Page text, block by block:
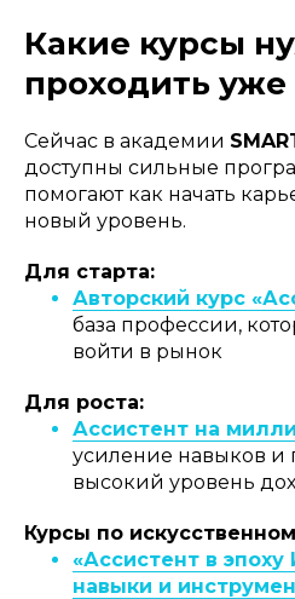
Какие курсы
проходить уже
Сейчас в академии
доступны сильные
помогают как начать
новый уровень.
Для старта:
Авторский курс
база профессии,
войти в рынок
Для роста:
Ассистент на
усиление навыков и
высокий уровень
Курсы по
«Ассистент в
навыки и